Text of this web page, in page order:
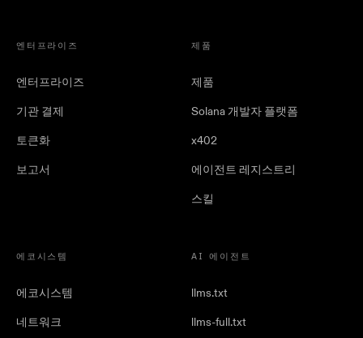
엔터프라이즈
엔터프라이즈
기관 결제
토큰화
보고서
제품
제품
Solana 개발자 플랫폼
x402
에이전트 레지스트리
스킬
에코시스템
에코시스템
네트워크
AI 에이전트
llms.txt
llms-full.txt